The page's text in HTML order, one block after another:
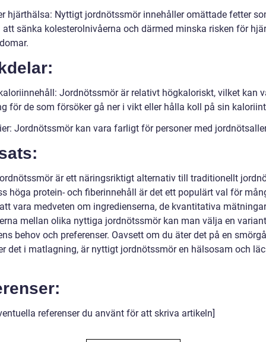
hjärthälsa: Nyttigt jordnötssmör innehåller omättade fetter
sänka kolesterolnivåerna och därmed minska risken för
Jordnötssmör är relativt högkaloriskt, vilket kan
för de som försöker gå ner i vikt eller hålla koll på sin
Jordnötssmör kan vara farligt för personer med
är ett näringsriktigt alternativ till traditionellt
höga protein- och fiberinnehåll är det ett populärt val för
vara medveten om ingredienserna, de kvantitativa
mellan olika nyttiga jordnötssmör kan man välja en
behov och preferenser. Oavsett om du äter det på en
det i matlagning, är nyttigt jordnötssmör en hälsosam och
referenser du använt för att skriva artikeln]